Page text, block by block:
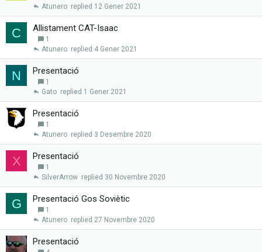
12 Gener 2021
Atunero
C Allistament CAT-Isaac
1
4 Gener 2021
Atunero
N Presentació
1
1 Gener 2021
Gato
Presentació
1
3 Desembre 2020
Atunero
X Presentació
1
30 Novembre 2020
SilverArrow
G Presentació Gos Soviètic
1
27 Novembre 2020
Atunero
Presentació